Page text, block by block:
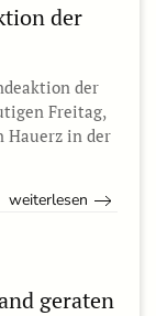
der
der
Freitag,
Hauerz in der
weiterlesen
geraten